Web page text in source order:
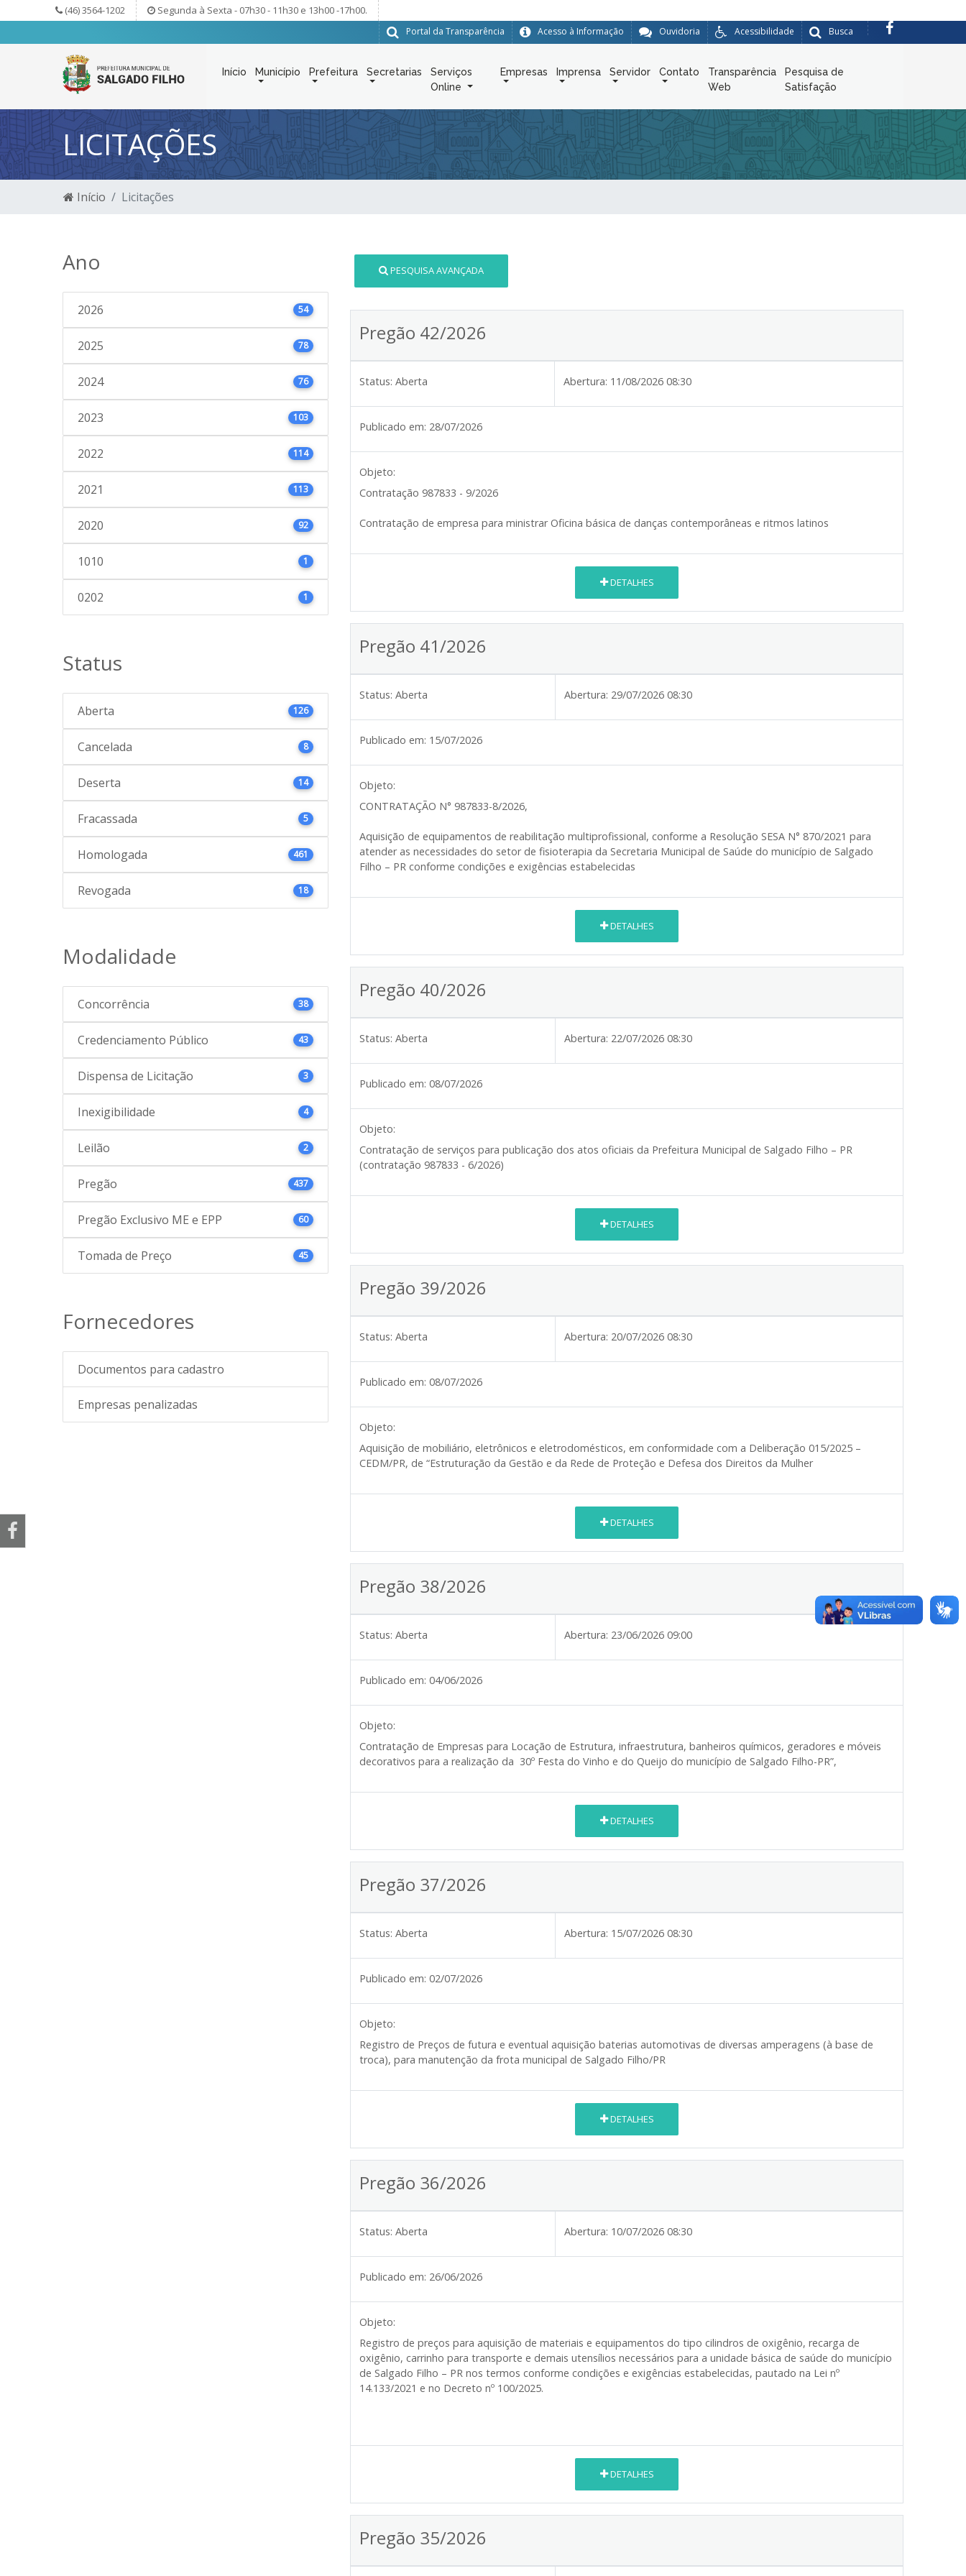
(46) 3564-1202 Segunda à Sexta - 07h30 - 11h30 e 13h00 -17h00.
Busca
Acessibilidade
Ouvidoria
Acesso à Informação
Portal da Transparência
Início Município Prefeitura Secretarias
Serviços
Online
Empresas Imprensa Servidor Contato
Transparência
Web
Pesquisa de
Satisfação
LICITAÇÕES
Início Licitações
Ano
2026 54
2025 78
2024 76
2023 103
2022 114
2021 113
2020 92
1010 1
0202 1
Status
Aberta 126
Cancelada 8
Deserta 14
Fracassada 5
Homologada 461
Revogada 18
Modalidade
Concorrência 38
Credenciamento Público 43
Dispensa de Licitação 3
Inexigibilidade 4
Leilão 2
Pregão 437
Pregão Exclusivo ME e EPP 60
Tomada de Preço 45
Fornecedores
Documentos para cadastro
Empresas penalizadas
PESQUISA AVANÇADA
Pregão 42/2026
Status: Aberta Abertura: 11/08/2026 08:30
Publicado em: 28/07/2026
Objeto:
Contratação 987833 - 9/2026
Contratação de empresa para ministrar Oficina básica de danças contemporâneas e ritmos latinos
DETALHES
Pregão 41/2026
Status: Aberta Abertura: 29/07/2026 08:30
Publicado em: 15/07/2026
Objeto:
CONTRATAÇÃO N° 987833-8/2026,
Aquisição de equipamentos de reabilitação multiprofissional, conforme a Resolução SESA N° 870/2021 para
atender as necessidades do setor de fisioterapia da Secretaria Municipal de Saúde do município de Salgado
Filho – PR conforme condições e exigências estabelecidas
DETALHES
Pregão 40/2026
Status: Aberta Abertura: 22/07/2026 08:30
Publicado em: 08/07/2026
Objeto:
Contratação de serviços para publicação dos atos oficiais da Prefeitura Municipal de Salgado Filho – PR
(contratação 987833 - 6/2026)
DETALHES
Pregão 39/2026
Status: Aberta Abertura: 20/07/2026 08:30
Publicado em: 08/07/2026
Objeto:
Aquisição de mobiliário, eletrônicos e eletrodomésticos, em conformidade com a Deliberação 015/2025 –
CEDM/PR, de “Estruturação da Gestão e da Rede de Proteção e Defesa dos Direitos da Mulher
DETALHES
Pregão 38/2026
Status: Aberta Abertura: 23/06/2026 09:00
Publicado em: 04/06/2026
Objeto:
Contratação de Empresas para Locação de Estrutura, infraestrutura, banheiros químicos, geradores e móveis
decorativos para a realização da 30º Festa do Vinho e do Queijo do município de Salgado Filho-PR”,
DETALHES
Pregão 37/2026
Status: Aberta Abertura: 15/07/2026 08:30
Publicado em: 02/07/2026
Objeto:
Registro de Preços de futura e eventual aquisição baterias automotivas de diversas amperagens (à base de
troca), para manutenção da frota municipal de Salgado Filho/PR
DETALHES
Pregão 36/2026
Status: Aberta Abertura: 10/07/2026 08:30
Publicado em: 26/06/2026
Objeto:
Registro de preços para aquisição de materiais e equipamentos do tipo cilindros de oxigênio, recarga de
oxigênio, carrinho para transporte e demais utensílios necessários para a unidade básica de saúde do município
de Salgado Filho – PR nos termos conforme condições e exigências estabelecidas, pautado na Lei nº
14.133/2021 e no Decreto nº 100/2025.
DETALHES
Pregão 35/2026